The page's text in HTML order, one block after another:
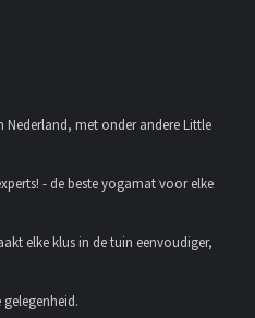
Nederland, met onder andere Little
- de beste yogamat voor elke
elke klus in de tuin eenvoudiger,